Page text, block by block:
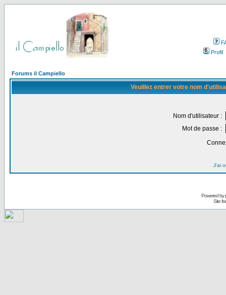
Profil
Forums il Campiello
Veuillez entrer votre nom
Nom d'utilisateur :
Mot de passe :
J'ai
Powered by
Site